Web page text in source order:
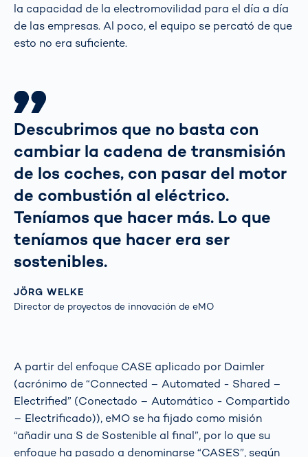
la capacidad de la electromovilidad para el día a día
de las empresas. Al poco, el equipo se percató de que
esto no era suficiente.
Descubrimos que no basta con
cambiar la cadena de transmisión
de los coches, con pasar del motor
de combustión al eléctrico.
Teníamos que hacer más. Lo que
teníamos que hacer era ser
sostenibles.
JÖRG WELKE
Director de proyectos de innovación de eMO
A partir del enfoque CASE aplicado por Daimler
(acrónimo de “Connected – Automated - Shared –
Electrified” (Conectado – Automático - Compartido
– Electrificado)), eMO se ha fijado como misión
“añadir una S de Sostenible al final”, por lo que su
enfoque ha pasado a denominarse “CASES”, según